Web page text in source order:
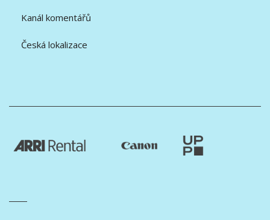
Kanál komentářů
Česká lokalizace